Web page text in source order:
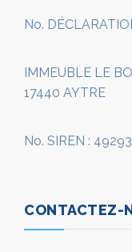
No.
IMMEUBLE LE
17440 AYTRE
No. SIREN :
CONTACTEZ-